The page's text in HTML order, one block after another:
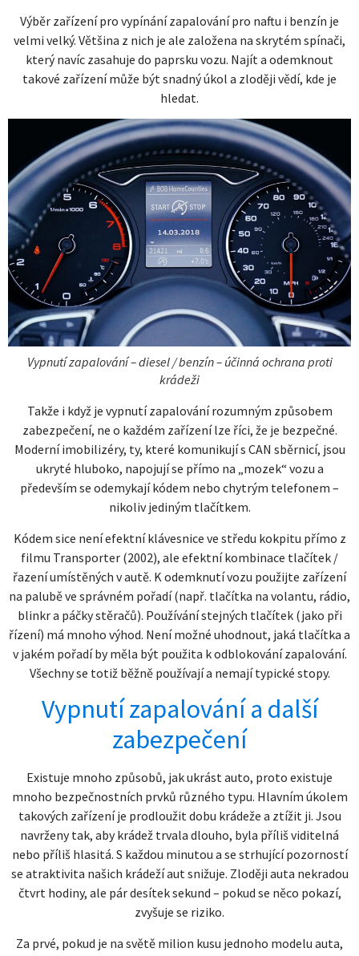
Výběr zařízení pro vypínání zapalování pro naftu i benzín je
velmi velký. Většina z nich je ale založena na skrytém spínači,
který navíc zasahuje do paprsku vozu. Najít a odemknout
takové zařízení může být snadný úkol a zloději vědí, kde je
hledat.
Vypnutí zapalování – diesel / benzín – účinná ochrana proti
krádeži
Takže i když je vypnutí zapalování rozumným způsobem
zabezpečení, ne o každém zařízení lze říci, že je bezpečné.
Moderní imobilizéry, ty, které komunikují s CAN sběrnicí, jsou
ukryté hluboko, napojují se přímo na „mozek“ vozu a
především se odemykají kódem nebo chytrým telefonem –
nikoliv jediným tlačítkem.
Kódem sice není efektní klávesnice ve středu kokpitu přímo z
filmu Transporter (2002), ale efektní kombinace tlačítek /
řazení umístěných v autě. K odemknutí vozu použijte zařízení
na palubě ve správném pořadí (např. tlačítka na volantu, rádio,
blinkr a páčky stěračů). Používání stejných tlačítek (jako při
řízení) má mnoho výhod. Není možné uhodnout, jaká tlačítka a
v jakém pořadí by měla být použita k odblokování zapalování.
Všechny se totiž běžně používají a nemají typické stopy.
Vypnutí zapalování a další
zabezpečení
Existuje mnoho způsobů, jak ukrást auto, proto existuje
mnoho bezpečnostních prvků různého typu. Hlavním úkolem
takových zařízení je prodloužit dobu krádeže a ztížit ji. Jsou
navrženy tak, aby krádež trvala dlouho, byla příliš viditelná
nebo příliš hlasitá. S každou minutou a se strhující pozorností
se atraktivita našich krádeží aut snižuje. Zloději auta nekradou
čtvrt hodiny, ale pár desítek sekund – pokud se něco pokazí,
zvyšuje se riziko.
Za prvé, pokud je na světě milion kusu jednoho modelu auta,